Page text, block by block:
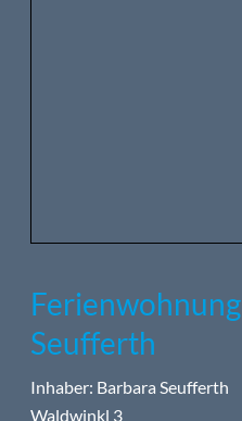
Seufferth
Inhaber: Barbara Seufferth
Waldwinkl 3